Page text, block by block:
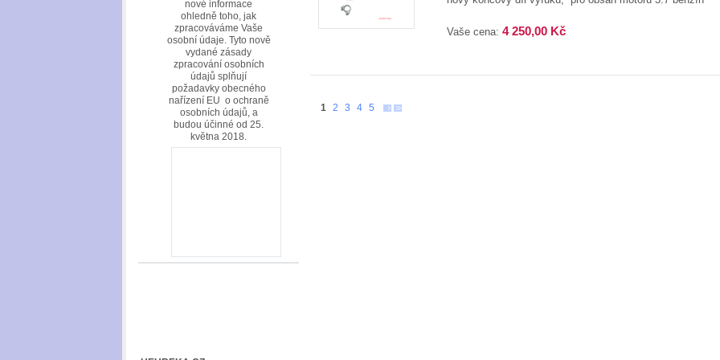
Vaše cena: 4 250,00 Kč
1 2 3 4 5
nové informace
ohledně toho, jak
zpracováváme Vaše
osobní údaje. Tyto nově
vydané zásady
zpracování osobních
údajů splňují
požadavky obecného
nařízení EU o ochraně
osobních údajů, a
budou účinné od 25.
května 2018.